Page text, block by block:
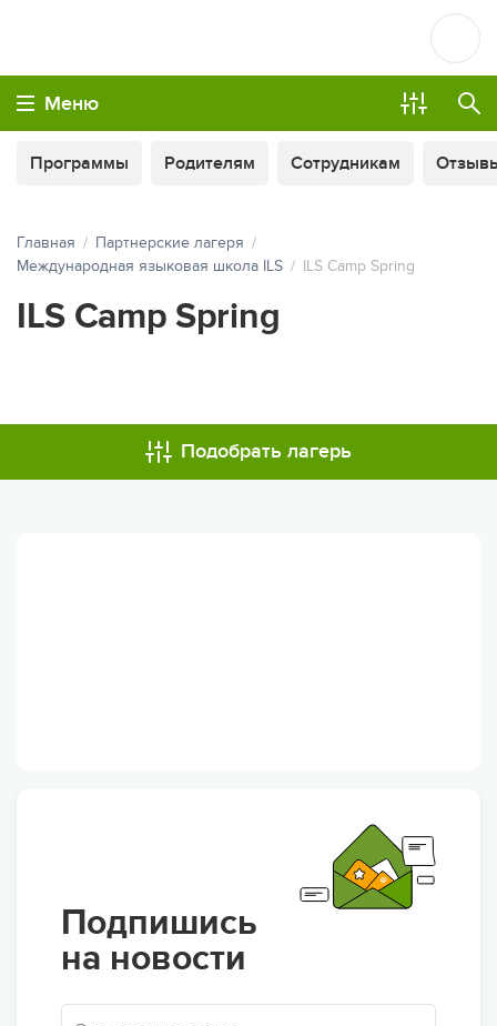
Меню
Программы Родителям Сотрудникам
Главная
Партнерские лагеря
Международная языковая школа ILS
ILS Camp Spring
ILS Camp Spring
ОПЛАТА ТУРА ЧАСТЯМИ
Подобрать лагерь
Подпишись
на новости